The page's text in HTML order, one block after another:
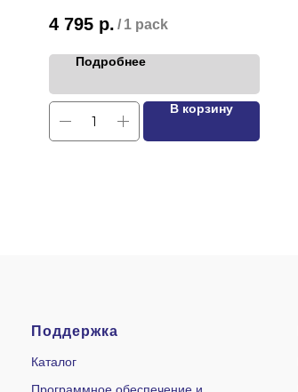
4 795 р. / 1 pack
Подробнее
В корзину
Поддержка
Каталог